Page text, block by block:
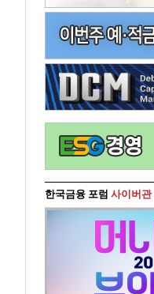
한국금융 포럼 사이버관